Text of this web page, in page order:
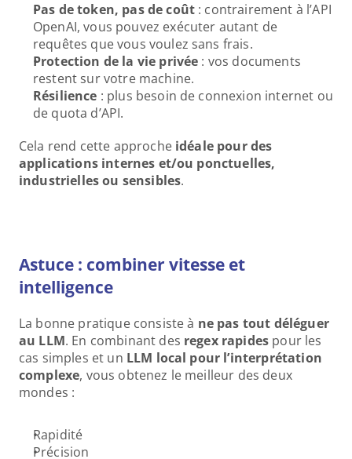
Pas de token, pas de coût : contrairement à l’API
OpenAI, vous pouvez exécuter autant de
requêtes que vous voulez sans frais.
Protection de la vie privée : vos documents
restent sur votre machine.
Résilience : plus besoin de connexion internet ou
de quota d’API.
Cela rend cette approche idéale pour des
applications internes et/ou ponctuelles,
industrielles ou sensibles.
Astuce : combiner vitesse et
intelligence
La bonne pratique consiste à ne pas tout déléguer
au LLM. En combinant des regex rapides pour les
cas simples et un LLM local pour l’interprétation
complexe, vous obtenez le meilleur des deux
mondes :
Rapidité
Précision